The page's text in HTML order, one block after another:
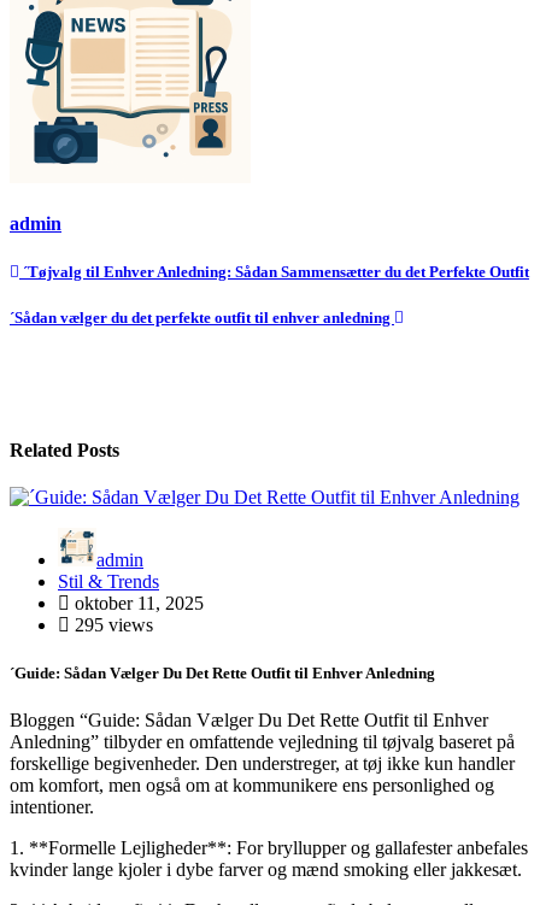
admin
Indlægsnavigation
´Tøjvalg til Enhver Anledning: Sådan Sammen­sætter du det Perfekte Outfit
´Sådan vælger du det perfekte outfit til enhver anledning
Related Posts
admin
Stil & Trends
oktober 11, 2025
295 views
´Guide: Sådan Vælger Du Det Rette Outfit til Enhver Anledning
Bloggen “Guide: Sådan Vælger Du Det Rette Outfit til Enhver
Anledning” tilbyder en omfattende vejledning til tøjvalg baseret på
forskellige begivenheder. Den understreger, at tøj ikke kun handler
om komfort, men også om at kommunikere ens personlighed og
intentioner.
1. **Formelle Lejligheder**: For bryllupper og gallafester anbefales
kvinder lange kjoler i dybe farver og mænd smoking eller jakkesæt.